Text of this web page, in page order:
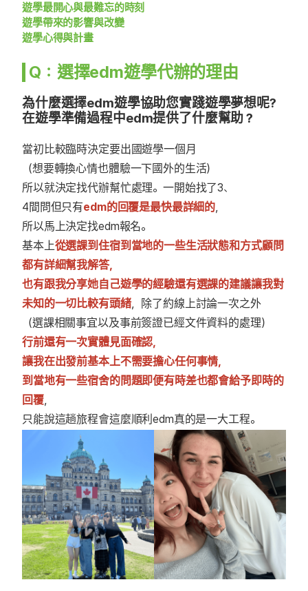
遊學最開心與最難忘的時刻
遊學帶來的影響與改變
遊學心得與計畫
Q：選擇edm遊學代辦的理由
為什麼選擇edm遊學協助您實踐遊學夢想呢?
在遊學準備過程中edm提供了什麼幫助？
當初比較臨時決定要出國遊學一個月
（想要轉換心情也體驗一下國外的生活）
所以就決定找代辦幫忙處理。一開始找了3、
4間問但只有edm的回覆是最快最詳細的，
所以馬上決定找edm報名。
基本上從選課到住宿到當地的一些生活狀態和方式顧問
都有詳細幫我解答，
也有跟我分享她自己遊學的經驗還有選課的建議讓我對
未知的一切比較有頭緒，除了約線上討論一次之外
（選課相關事宜以及事前簽證已經文件資料的處理）
行前還有一次實體見面確認，
讓我在出發前基本上不需要擔心任何事情，
到當地有一些宿舍的問題即便有時差也都會給予即時的
回覆，
只能說這趟旅程會這麼順利edm真的是一大工程。